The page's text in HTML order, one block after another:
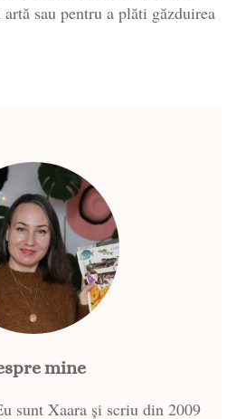
sau pentru a plăti găzduirea
mine
sunt Xaara și scriu din 2009